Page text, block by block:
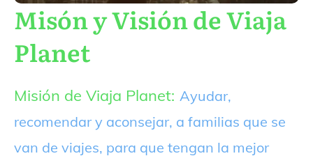
Misón y Visión de Viaja
Planet
Misión de Viaja Planet: Ayudar,
recomendar y aconsejar, a familias que se
van de viajes, para que tengan la mejor